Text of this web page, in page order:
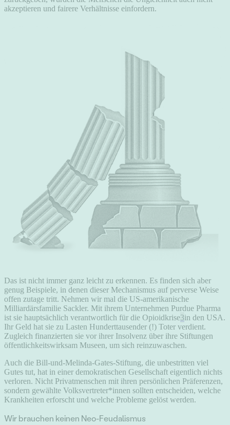
akzeptieren und fairere Verhältnisse einfordern.
Das ist nicht immer ganz leicht zu erkennen. Es finden sich aber
genug Beispiele, in denen dieser Mechanismus auf perverse Weise
offen zutage tritt. Nehmen wir mal die US-amerikanische
Milliardärsfamilie Sackler. Mit ihrem Unternehmen Purdue Pharma
ist sie hauptsächlich verantwortlich für die Opioidkrise3in den USA.
Ihr Geld hat sie zu Lasten Hunderttausender (!) Toter verdient.
Zugleich finanzierten sie vor ihrer Insolvenz über ihre Stiftungen
öffentlichkeitswirksam Museen, um sich reinzuwaschen.
Auch die Bill-und-Melinda-Gates-Stiftung, die unbestritten viel
Gutes tut, hat in einer demokratischen Gesellschaft eigentlich nichts
verloren. Nicht Privatmenschen mit ihren persönlichen Präferenzen,
sondern gewählte Volksvertreter*innen sollten entscheiden, welche
Krankheiten erforscht und welche Probleme gelöst werden.
Wir brauchen keinen Neo-Feudalismus